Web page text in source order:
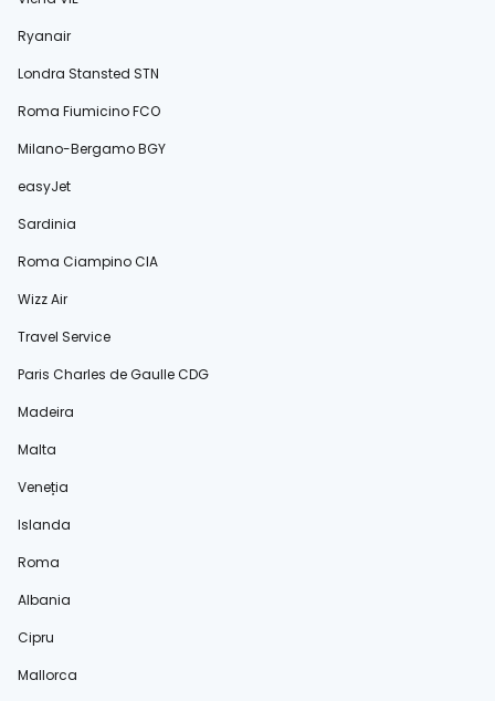
Ryanair
Londra Stansted STN
Roma Fiumicino FCO
Milano-Bergamo BGY
easyJet
Sardinia
Roma Ciampino CIA
Wizz Air
Travel Service
Paris Charles de Gaulle CDG
Madeira
Malta
Veneția
Islanda
Roma
Albania
Cipru
Mallorca